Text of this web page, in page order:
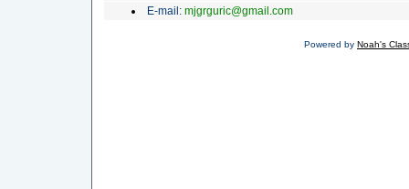
E-mail: mjgrguric@gmail.com
Powered by Noah's